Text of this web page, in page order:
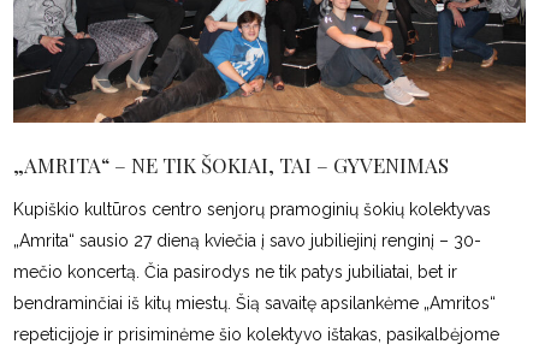
„AMRITA“ – NE TIK ŠOKIAI, TAI – GYVENIMAS
Kupiškio kultūros centro senjorų pramoginių šokių kolektyvas
„Amrita“ sausio 27 dieną kviečia į savo jubiliejinį renginį – 30-
mečio koncertą. Čia pasirodys ne tik patys jubiliatai, bet ir
bendraminčiai iš kitų miestų. Šią savaitę apsilankėme „Amritos“
repeticijoje ir prisiminėme šio kolektyvo ištakas, pasikalbėjome